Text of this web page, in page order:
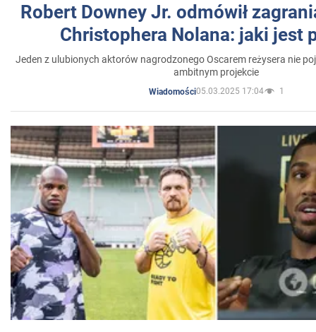
Robert Downey Jr. odmówił
Christophera Nolana: jaki jest
Jeden z ulubionych aktorów nagrodzonego Oscarem reżysera nie
ambitnym projekcie
Wiadomości05.03.2025 17:04 1